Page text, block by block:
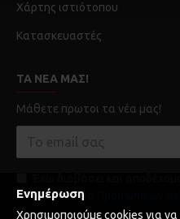
Χάρτης ιστιότοπου
Κατασκευαστές
ΤΑ ΝΈΑ ΜΑΣ!
Μάθετε πρωτοι τα νέα μας!
Προστασία Προσωπικών
Ενημέρωση
Χρησιμοποιούμε cookies για